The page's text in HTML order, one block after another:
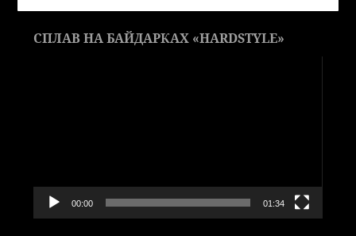
СПЛАВ НА БАЙДАРКАХ «HARDSTYLE»
00:00 01:34